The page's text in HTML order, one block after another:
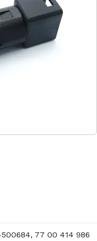
77 00 414 986